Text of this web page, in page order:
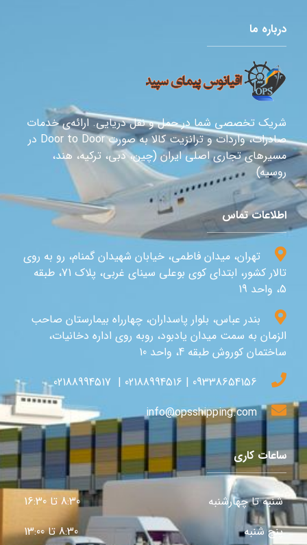
درباره ما
شریک تخصصی شما در حمل و نقل دریایی. ارائه‌ی خدمات
صادرات، واردات و ترانزیت کالا به صورت Door to Door در
مسیرهای تجاری اصلی ایران (چین، دبی، ترکیه، هند،
روسیه)
اطلاعات تماس
تهران، میدان فاطمی، خیابان شهیدان گمنام، رو به روی
تالار کشور، ابتدای کوی بوعلی سینای غربی، پلاک 71، طبقه
5، واحد 19
بندر عباس، بلوار پاسداران، چهارراه بیمارستان صاحب
الزمان به سمت میدان یادبود، روبه روی اداره دخانیات،
ساختمان کوروش طبقه 4، واحد 10
09338654156 | 02188994516 | 02188994517
info@opsshipping.com
ساعات کاری
شنبه تا چهارشنبه
8:30 تا 16:30
پنج شنبه
8:30 تا 13:00